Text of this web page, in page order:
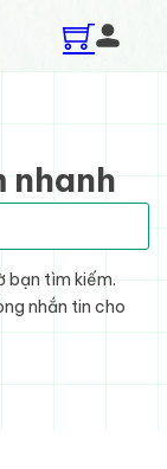
nhanh
bạn tìm kiếm.
nhắn tin cho